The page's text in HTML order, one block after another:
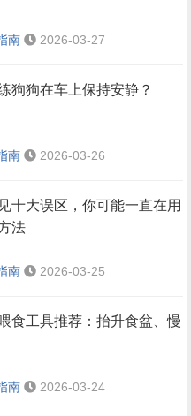
南 2026-03-27
狗狗在车上保持安静？
南 2026-03-26
十大误区，你可能一直在用
法
南 2026-03-25
食工具推荐：抬升食盆、慢
南 2026-03-24